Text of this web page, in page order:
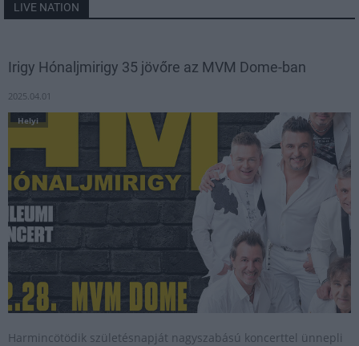
LIVE NATION
Irigy Hónaljmirigy 35 jövőre az MVM Dome-ban
2025.04.01
Helyi
Harmincötödik születésnapját nagyszabású koncerttel ünnepli